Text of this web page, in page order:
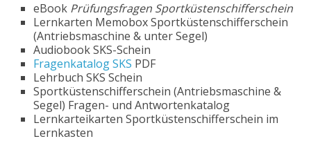
eBook Prüfungsfragen Sportküstenschifferschein
Lernkarten Memobox Sportküstenschifferschein
(Antriebsmaschine & unter Segel)
Audiobook SKS-Schein
Fragenkatalog SKS PDF
Lehrbuch SKS Schein
Sportküstenschifferschein (Antriebsmaschine &
Segel) Fragen- und Antwortenkatalog
Lernkarteikarten Sportküstenschifferschein im
Lernkasten